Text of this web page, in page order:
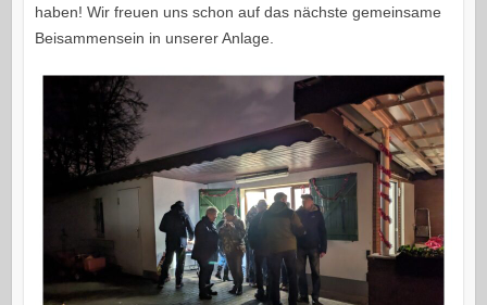
haben! Wir freuen uns schon auf das nächste gemeinsame
Beisammensein in unserer Anlage.